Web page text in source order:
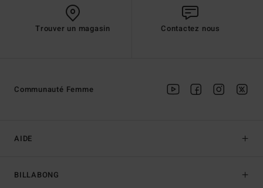
Trouver un magasin Contactez nous
AIDE
BILLABONG
Communauté Femme